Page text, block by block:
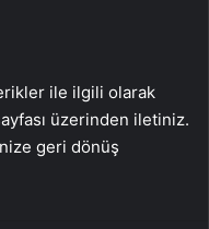
ile ilgili olarak
üzerinden iletiniz.
geri dönüş